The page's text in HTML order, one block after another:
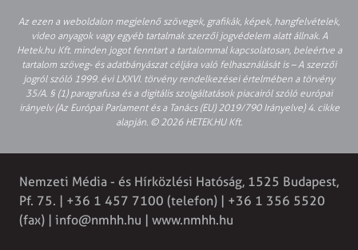
Az ezen a weboldalon megjelenő szövegek, grafikák, képek, hangfelvételek,
video anyagok vagy egyéb tartalmak szerzői jogvédelem alatt állnak. A
Hetek.hu Kft. minden jogot fenntart a tartalommal kapcsolatosan, beleértve a
tartalom szöveg- és adatbányászat céljára való felhasználását is – A szerzői
jogról szóló 1999. évi LXXVI. törvény rendelkezései értelmében a törvény
35/A. § (1) paragrafusa és a digitális szolgáltatások piacairól szóló európai
irányelv (Az Európai Parlament és a Tanács (EU) 2019/790 Irányelve) 4. cikke
alapján. © 2026 HETEK.HU Kft.
Nemzeti Média - és Hírközlési Hatóság, 1525 Budapest,
Pf. 75. | +36 1 457 7100 (telefon) | +36 1 356 5520
(fax) | info@nmhh.hu | www.nmhh.hu